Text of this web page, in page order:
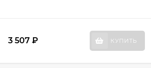
3 507₽ КУПИТЬ